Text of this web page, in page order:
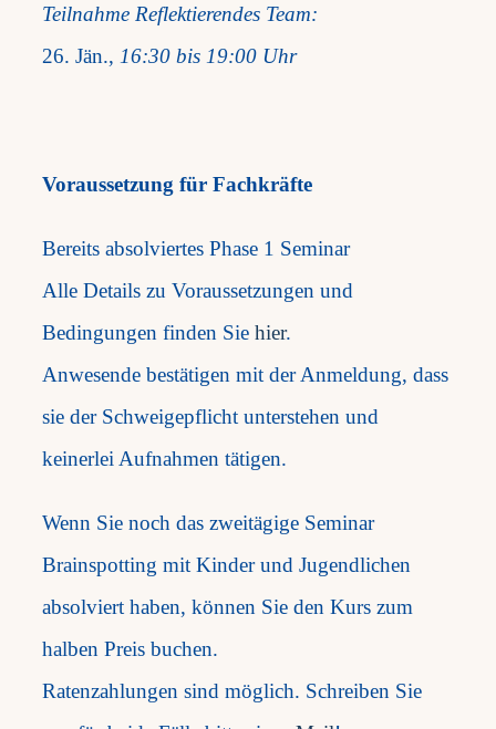
Teilnahme Reflektierendes Team:
26. Jän., 16:30 bis 19:00 Uhr
Voraussetzung für Fachkräfte
Bereits absolviertes Phase 1 Seminar
Alle Details zu Voraussetzungen und
Bedingungen finden Sie hier.
Anwesende bestätigen mit der Anmeldung, dass
sie der Schweigepflicht unterstehen und
keinerlei Aufnahmen tätigen.
Wenn Sie noch das zweitägige Seminar
Brainspotting mit Kinder und Jugendlichen
absolviert haben, können Sie den Kurs zum
halben Preis buchen.
Ratenzahlungen sind möglich. Schreiben Sie